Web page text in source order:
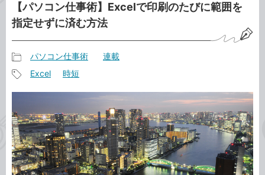
【パソコン仕事術】Excelで印刷のたびに範囲を
指定せずに済む方法
事
カ
ゴ
リ
パソコン仕事術 連載
タ
グ
Excel 時短